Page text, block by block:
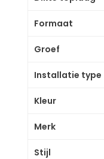
Formaat
Groef
Installatie type
Kleur
Merk
Stijl